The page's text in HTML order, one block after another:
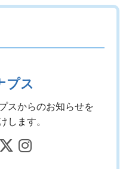
プス
スからのお知らせを
します。